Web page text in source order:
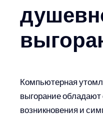
Компьютерная
выгорание
возникновения и